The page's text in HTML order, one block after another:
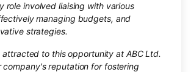
role involved liaising with various
managing budgets, and
strategies.
to this opportunity at ABC Ltd.
company's reputation for fostering